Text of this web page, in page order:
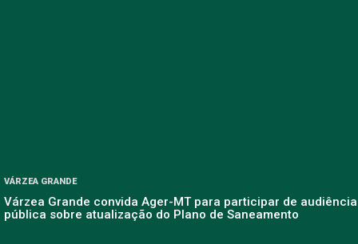
VÁRZEA GRANDE
Várzea Grande convida Ager-MT para participar de audiência
pública sobre atualização do Plano de Saneamento